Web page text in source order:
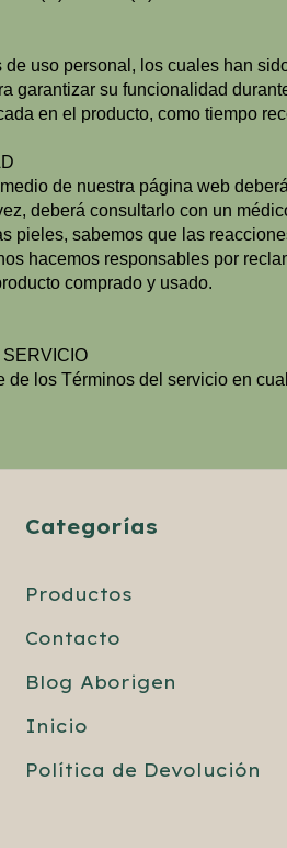
uso personal, los cuales han
garantizar su funcionalidad
en el producto, como tiempo
de nuestra página web
deberá consultarlo con un
pieles, sabemos que las
hacemos responsables por
comprado y usado.
de los Términos del servicio en
Categorías
Productos
Contacto
Blog Aborigen
Inicio
Política de Devolución